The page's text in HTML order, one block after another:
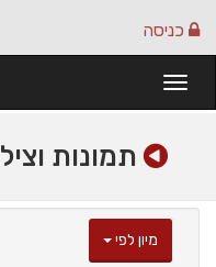
כניסה
תמונות
מיון לפי